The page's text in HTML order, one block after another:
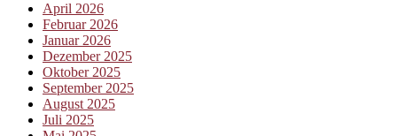
April 2026
Februar 2026
Januar 2026
Dezember 2025
Oktober 2025
September 2025
August 2025
Juli 2025